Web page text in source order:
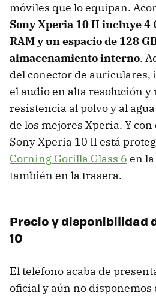
móviles que lo equipan.
Sony Xperia 10 II incluye 4
RAM y un espacio de 128
almacenamiento interno.
del conector de auriculares,
el audio en alta resolución y
resistencia al polvo y al
de los mejores Xperia. Y
Sony Xperia 10 II está
Corning Gorilla Glass 6 en
también en la trasera.
Precio y disponibilidad
10
El teléfono acaba de
oficial y aún no disponemos